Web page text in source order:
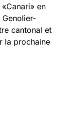
en
cantonal et
la prochaine